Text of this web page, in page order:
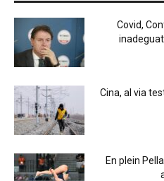
Covid,
Cina, al via
En plein